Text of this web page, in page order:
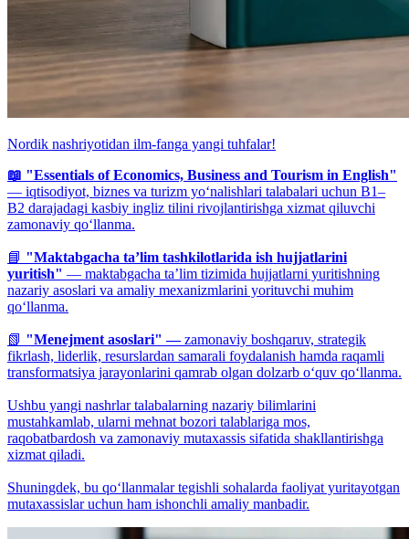
Nordik nashriyotidan ilm-fanga yangi tuhfalar!
📖 "Essentials of Economics, Business and Tourism in English"
— iqtisodiyot, biznes va turizm yo‘nalishlari talabalari uchun B1–
B2 darajadagi kasbiy ingliz tilini rivojlantirishga xizmat qiluvchi
zamonaviy qo‘llanma.
📘 "Maktabgacha ta’lim tashkilotlarida ish hujjatlarini
yuritish" — maktabgacha ta’lim tizimida hujjatlarni yuritishning
nazariy asoslari va amaliy mexanizmlarini yorituvchi muhim
qo‘llanma.
📗 "Menejment asoslari" —zamonaviy boshqaruv, strategik
fikrlash, liderlik, resurslardan samarali foydalanish hamda raqamli
transformatsiya jarayonlarini qamrab olgan dolzarb o‘quv qo‘llanma.
Ushbu yangi nashrlar talabalarning nazariy bilimlarini
mustahkamlab, ularni mehnat bozori talablariga mos,
raqobatbardosh va zamonaviy mutaxassis sifatida shakllantirishga
xizmat qiladi.
Shuningdek, bu qo‘llanmalar tegishli sohalarda faoliyat yuritayotgan
mutaxassislar uchun ham ishonchli amaliy manbadir.